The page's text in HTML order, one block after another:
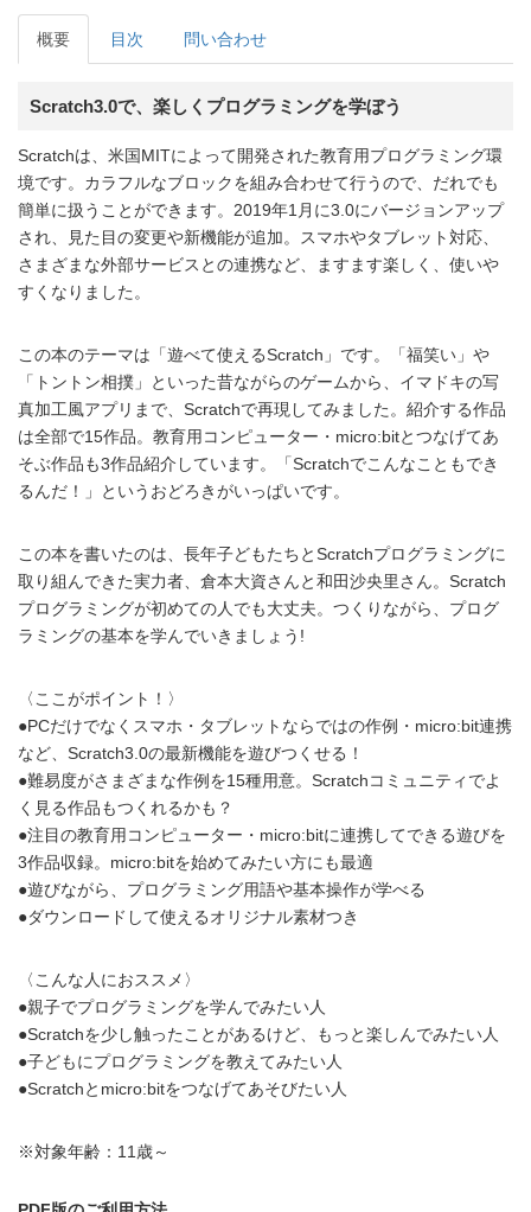
概要 目次 問い合わせ
Scratch3.0で、楽しくプログラミングを学ぼう
Scratchは、米国MITによって開発された教育用プログラミング環
境です。カラフルなブロックを組み合わせて行うので、だれでも
簡単に扱うことができます。2019年1月に3.0にバージョンアップ
され、見た目の変更や新機能が追加。スマホやタブレット対応、
さまざまな外部サービスとの連携など、ますます楽しく、使いや
すくなりました。
この本のテーマは「遊べて使えるScratch」です。「福笑い」や
「トントン相撲」といった昔ながらのゲームから、イマドキの写
真加工風アプリまで、Scratchで再現してみました。紹介する作品
は全部で15作品。教育用コンピューター・micro:bitとつなげてあ
そぶ作品も3作品紹介しています。「Scratchでこんなこともでき
るんだ！」というおどろきがいっぱいです。
この本を書いたのは、長年子どもたちとScratchプログラミングに
取り組んできた実力者、倉本大資さんと和田沙央里さん。Scratch
プログラミングが初めての人でも大丈夫。つくりながら、プログ
ラミングの基本を学んでいきましょう!
〈ここがポイント！〉
●PCだけでなくスマホ・タブレットならではの作例・micro:bit連携
など、Scratch3.0の最新機能を遊びつくせる！
●難易度がさまざまな作例を15種用意。Scratchコミュニティでよ
く見る作品もつくれるかも？
●注目の教育用コンピューター・micro:bitに連携してできる遊びを
3作品収録。micro:bitを始めてみたい方にも最適
●遊びながら、プログラミング用語や基本操作が学べる
●ダウンロードして使えるオリジナル素材つき
〈こんな人におススメ〉
●親子でプログラミングを学んでみたい人
●Scratchを少し触ったことがあるけど、もっと楽しんでみたい人
●子どもにプログラミングを教えてみたい人
●Scratchとmicro:bitをつなげてあそびたい人
※対象年齢：11歳～